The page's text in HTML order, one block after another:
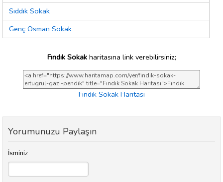
Sıddık Sokak
Genç Osman Sokak
Fındık Sokakharitasına link verebilirsiniz;
Fındık Sokak Haritası
Yorumunuzu Paylaşın
İsminiz